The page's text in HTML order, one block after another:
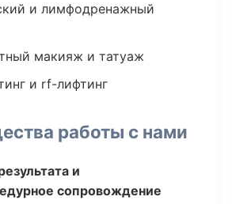
и лимфодренажный
макияж и татуаж
и rf-лифтинг
работы с нами
и
сопровождение